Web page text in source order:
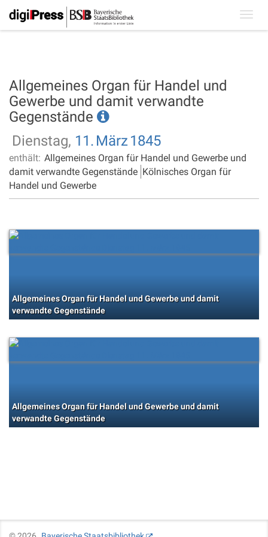
Allgemeines Organ für Handel und
Gewerbe und damit verwandte
Gegenstände
Dienstag, 11. März 1845
enthält: Allgemeines Organ für Handel und Gewerbe und
damit verwandte Gegenstände Kölnisches Organ für
Handel und Gewerbe
Allgemeines Organ für Handel und Gewerbe und damit
verwandte Gegenstände
Allgemeines Organ für Handel und Gewerbe und damit
verwandte Gegenstände